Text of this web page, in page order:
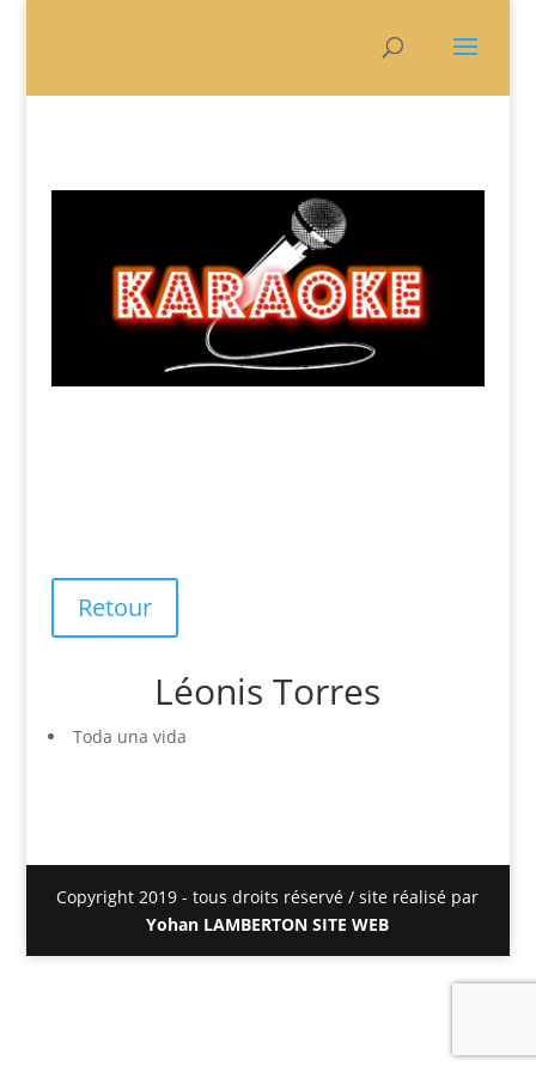
Retour
Léonis Torres
Toda una vida
Copyright 2019 - tous droits réservé / site réalisé par
Yohan LAMBERTON SITE WEB